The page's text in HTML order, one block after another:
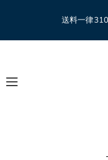
Translation missing:
送料一律